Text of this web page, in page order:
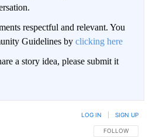
respectful and relevant. You
Guidelines by clicking here
a story idea, please submit it
FOLLOW THIS
FOLLOW
LOG IN SIGN UP